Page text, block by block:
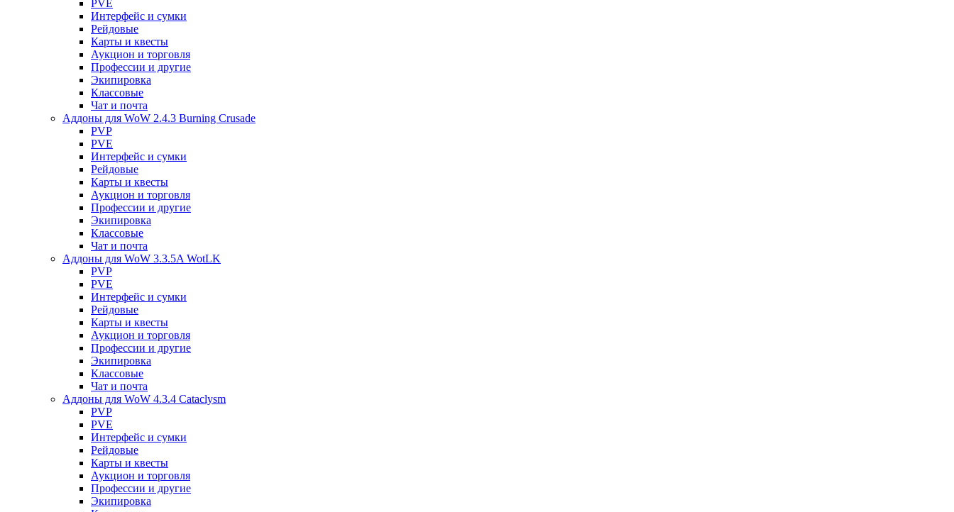
PVE
Интерфейс и сумки
Рейдовые
Карты и квесты
Аукцион и торговля
Профессии и другие
Экипировка
Классовые
Чат и почта
Аддоны для WoW 2.4.3 Burning Crusade
PVP
PVE
Интерфейс и сумки
Рейдовые
Карты и квесты
Аукцион и торговля
Профессии и другие
Экипировка
Классовые
Чат и почта
Аддоны для WoW 3.3.5A WotLK
PVP
PVE
Интерфейс и сумки
Рейдовые
Карты и квесты
Аукцион и торговля
Профессии и другие
Экипировка
Классовые
Чат и почта
Аддоны для WoW 4.3.4 Cataclysm
PVP
PVE
Интерфейс и сумки
Рейдовые
Карты и квесты
Аукцион и торговля
Профессии и другие
Экипировка